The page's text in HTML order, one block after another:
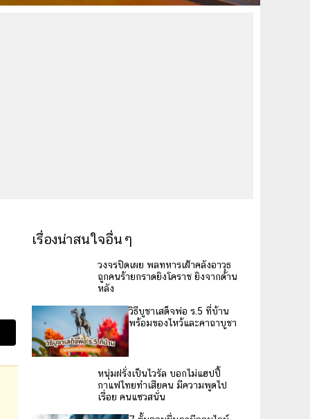
เรื่องน่าสนใจอื่นๆ
วงจรปิดเผย พลทหารเฝ้าคลังอาวุธ
ถูกคนร้ายกราดยิงโคราช ยิงจากด้าน
หลัง
วิธีบูชาเสด็จพ่อ ร.5 ที่บ้าน
พร้อมของไหว้และคาถาบูชา
หนุ่มฝรั่งเป็นไวรัล บอกไม่แฮปปี้
กาแฟไทยทำเสียคน มีความพูดไป
เรื่อย คนแซวสนั่น